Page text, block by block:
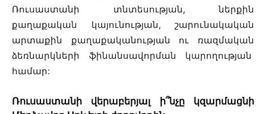
Ռուսաստանի տնտեսության, ներքին
քաղաքական կայունության, շարունակական
արտաքին քաղաքականության ու ռազմական
ձեռնարկների ֆինանսավորման կարողության
համար:
Ռուսաստանի վերաբերյալ ի՞նչը կզարմացնի